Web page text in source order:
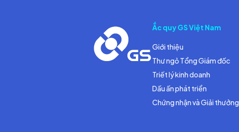
Ắc quy GS Việt Nam
Giới thiệu
Thư ngỏ Tổng Giám đốc
Triết lý kinh doanh
Dấu ấn phát triển
Chứng nhận và Giải thưởng